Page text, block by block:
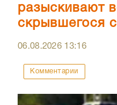
разыскивают
скрывшегося
06.08.2026 13:16
Комментарии